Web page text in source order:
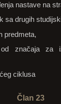
nastave na
sa drugih
predmeta,
značaja za
ciklusa
Član 23